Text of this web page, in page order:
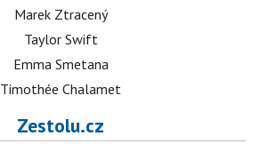
Marek Ztracený
Taylor Swift
Emma Smetana
Timothée Chalamet
Zestolu.cz